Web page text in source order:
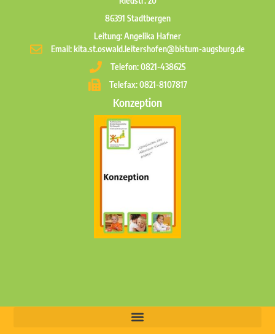
86391 Stadtbergen
Leitung: Angelika Hafner
Email: kita.st.oswald.leitershofen@bistum-augsburg.de
Telefon: 0821-438625
Telefax: 0821-8107817
Konzeption